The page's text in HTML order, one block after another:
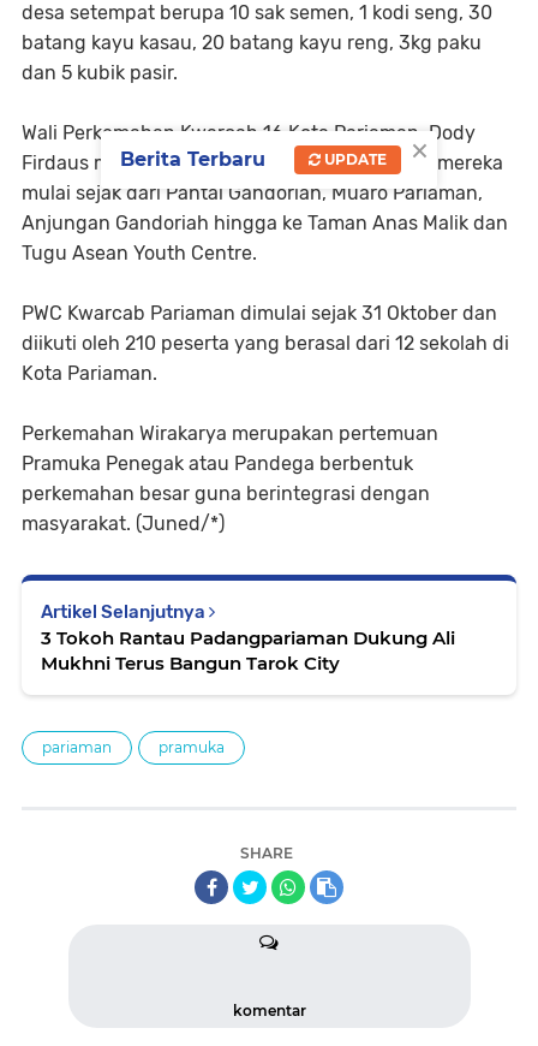
desa setempat berupa 10 sak semen, 1 kodi seng, 30
batang kayu kasau, 20 batang kayu reng, 3kg paku
dan 5 kubik pasir.
Wali Perkemahan Kwarcab 16 Kota Pariaman, Dody
Firdaus mengatakan, untuk aksi bersih pantai mereka
mulai sejak dari Pantai Gandoriah, Muaro Pariaman,
Anjungan Gandoriah hingga ke Taman Anas Malik dan
Tugu Asean Youth Centre.
PWC Kwarcab Pariaman dimulai sejak 31 Oktober dan
diikuti oleh 210 peserta yang berasal dari 12 sekolah di
Kota Pariaman.
Perkemahan Wirakarya merupakan pertemuan
Pramuka Penegak atau Pandega berbentuk
perkemahan besar guna berintegrasi dengan
masyarakat. (Juned/*)
Artikel Selanjutnya
3 Tokoh Rantau Padangpariaman Dukung Ali
Mukhni Terus Bangun Tarok City
pariaman pramuka
SHARE
komentar
×
Berita Terbaru UPDATE